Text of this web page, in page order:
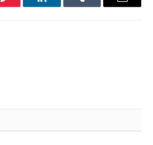
Pinterest LinkedInTumblr Имэйл